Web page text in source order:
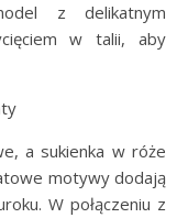
z delikatnym
w talii, aby
a sukienka w róże
motywy dodają
W połączeniu z